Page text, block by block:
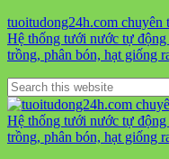
tuoitudong24h.com chuyên
Hệ thống tưới nước tự động
trồng, phân bón, hạt giống